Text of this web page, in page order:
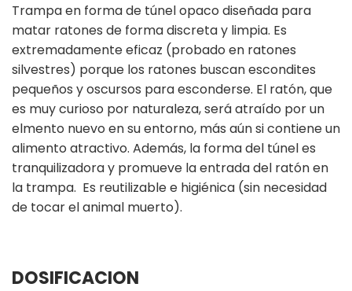
Trampa en forma de túnel opaco diseñada para
matar ratones de forma discreta y limpia. Es
extremadamente eficaz (probado en ratones
silvestres) porque los ratones buscan escondites
pequeños y oscursos para esconderse. El ratón, que
es muy curioso por naturaleza, será atraído por un
elmento nuevo en su entorno, más aún si contiene un
alimento atractivo. Además, la forma del túnel es
tranquilizadora y promueve la entrada del ratón en
la trampa. Es reutilizable e higiénica (sin necesidad
de tocar el animal muerto).
DOSIFICACION